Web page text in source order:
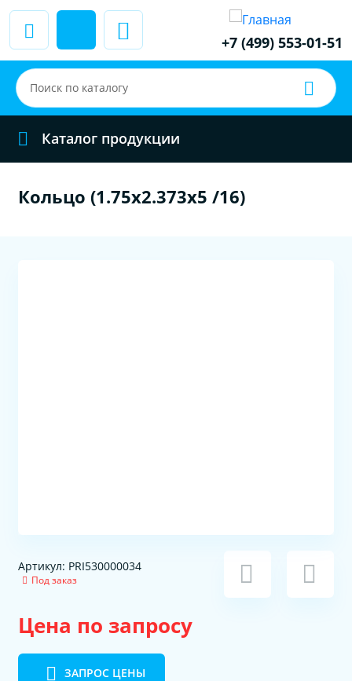
+7 (499) 553-01-51
Каталог продукции
Кольцо (1.75x2.373x5 /16)
Артикул: PRI530000034
Под заказ
Цена по запросу
ЗАПРОС ЦЕНЫ